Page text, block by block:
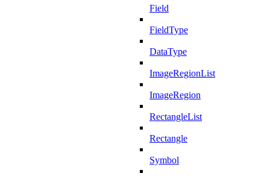
Field
FieldType
DataType
ImageRegionList
ImageRegion
RectangleList
Rectangle
Symbol